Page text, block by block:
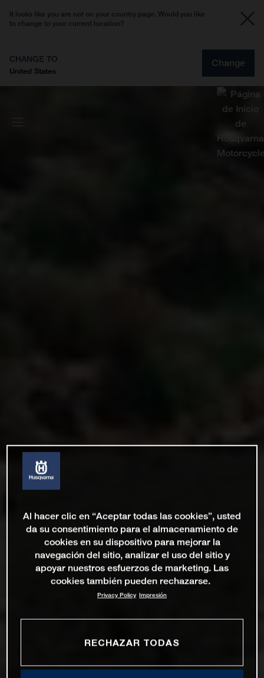
It looks like you are not on your country page. Would you like
to change to your current location?
CHANGE TO
United States
Change
Al hacer clic en “Aceptar todas las cookies”, usted
da su consentimiento para el almacenamiento de
cookies en su dispositivo para mejorar la
navegación del sitio, analizar el uso del sitio y
apoyar nuestros esfuerzos de marketing. Las
cookies también pueden rechazarse.
Privacy Policy Impresión
RECHAZAR TODAS